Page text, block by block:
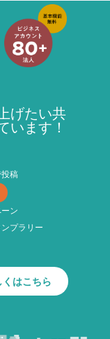
げたい共
います！
稿
ン
プラリー
はこちら